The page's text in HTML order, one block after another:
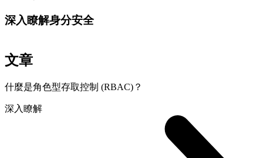
深入瞭解身分安全
文章
什麼是角色型存取控制 (RBAC)？
深入瞭解